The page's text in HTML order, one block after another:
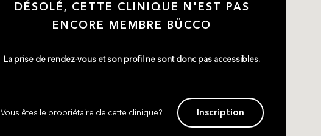
DÉSOLÉ, CETTE CLINIQUE N'EST PAS
ENCORE MEMBRE BÜCCO
La prise de rendez-vous et son profil ne sont donc pas accessibles.
Vous êtes le propriétaire de cette clinique? Inscription